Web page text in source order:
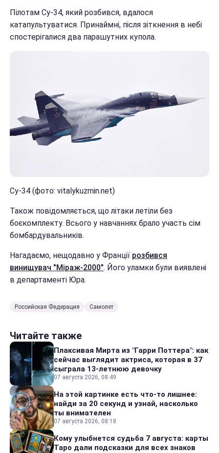
Пілотам Су-34, який розбився, вдалося
катапультуватися. Принаймні, після зіткнення в небі
спостерігалися два парашутних купола.
Су-34 (фото: vitalykuzmin.net)
Також повідомляється, що літаки летіли без
боєкомплекту. Всього у навчаннях брало участь сім
бомбардувальників.
Нагадаємо, нещодавно у Франції розбився
винищувач "Міраж-2000". Його уламки були виявлені
в департаменті Юра.
Российская Федерация Самолет
Читайте также
Плаксивая Мирта из "Гарри Поттера": как
сейчас выглядит актриса, которая в 37
сыграла 13-летнюю девочку
07 августа 2026, 08:49
На этой картинке есть что-то лишнее:
найди за 20 секунд и узнай, насколько
ты внимателен
07 августа 2026, 08:18
Кому улыбнется судьба 7 августа: карты
Таро дали подсказки для всех знаков